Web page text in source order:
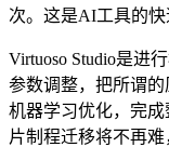
次。这是AI工具的快
Virtuoso Studio是进
参数调整，把所谓
机器学习优化，完
片制程迁移将不再